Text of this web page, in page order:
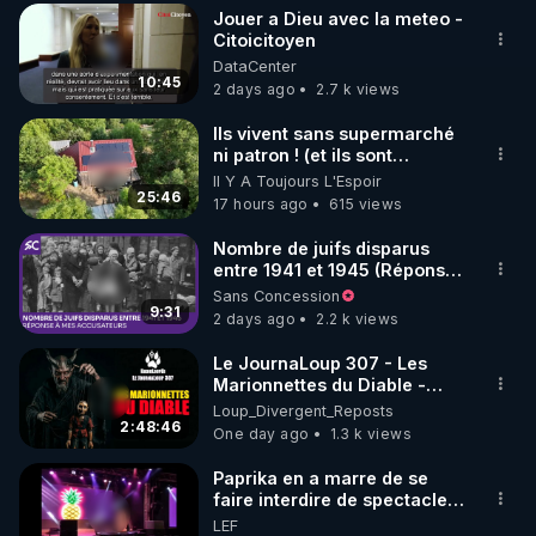
▶ 30 jours gratuit sur l’application de méditation et
de bien-être ENVOL :
Rendez-vous sur https://www.envol.app/code
le code : REGENERE
où je résidais alors, je
diffusais un tract que j’avais
moi-même rédigé, intitulé:
"La vérité, enfin." L’adresse
postale de mon association y
public puisse se renseigner
davantage. Résultat: une
demande et deux lettres
d’injures pour plusieurs
En 1990, la loi Gayssot fut
promulguée. Le professeur
Faurisson me dit: "Le texte
sanctionne la contestation
de crimes contre l’humanité
une aubaine pour nous, car
pour nous condamner, les
juges devront prouver que
les crimes contestés ont
conséquence, le débat
historique qu’on nous refuse
dans les médias se
10:45
Jouer a Dieu avec la meteo -
Citoicitoyen
DataCenter
2 days ago
2.7 k views
25:46
Ils vivent sans supermarché
ni patron ! (et ils sont
heureux)
Il Y A Toujours L'Espoir
17 hours ago
615 views
9:31
Nombre de juifs disparus
entre 1941 et 1945 (Réponse
à mes accusateurs)
Sans Concession
2 days ago
2.2 k views
2:48:46
Le JournaLoup 307 - Les
Marionnettes du Diable -
Loup Divergent 2026.08.07
Loup_Divergent_Reposts
One day ago
1.3 k views
Paprika en a marre de se
faire interdire de spectacle.
Elle décide donc de devenir
LEF